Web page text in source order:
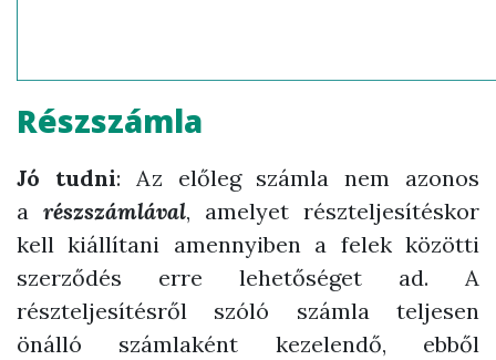
Részszámla
Jó tudni: Az előleg számla nem azonos
a részszámlával, amelyet részteljesítéskor
kell kiállítani amennyiben a felek közötti
szerződés erre lehetőséget ad. A
részteljesítésről szóló számla teljesen
önálló számlaként kezelendő, ebből